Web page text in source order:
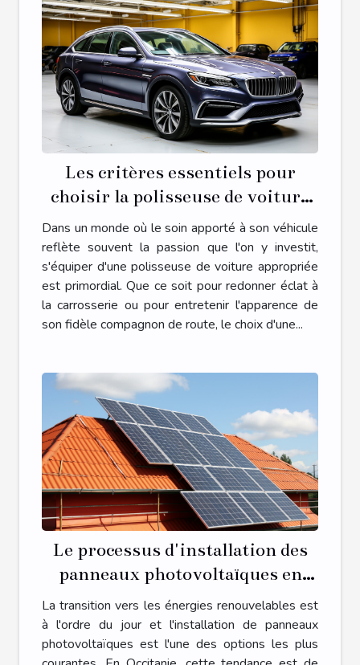
Les critères essentiels pour
choisir la polisseuse de voiture
adaptée à vos besoins
Dans un monde où le soin apporté à son véhicule
reflète souvent la passion que l'on y investit,
s'équiper d'une polisseuse de voiture appropriée
est primordial. Que ce soit pour redonner éclat à
la carrosserie ou pour entretenir l'apparence de
son fidèle compagnon de route, le choix d'une...
Le processus d'installation des
panneaux photovoltaïques en
Occitanie
La transition vers les énergies renouvelables est
à l'ordre du jour et l'installation de panneaux
photovoltaïques est l'une des options les plus